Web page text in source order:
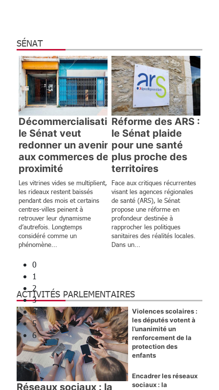
ENJEUX ET DÉBATS
Les flammes ne lisent pas le Code de
l’environnement ; elles se nourrissent de
nos renoncements
Par Yves d’Amécourt, viticulteur et
sylviculteur, ancien élu local de Gironde
0
1
2
3
4
5
6
SÉNAT
Décommercialisation :
le Sénat veut
redonner un avenir
aux commerces de
proximité
Les vitrines vides se multiplient,
les rideaux restent baissés
pendant des mois et certains
centres-villes peinent à
retrouver leur dynamisme
d’autrefois. Longtemps
considéré comme un
phénomène...
Réforme des ARS :
le Sénat plaide
pour une santé
plus proche des
territoires
Face aux critiques récurrentes
visant les agences régionales
de santé (ARS), le Sénat
propose une réforme en
profondeur destinée à
rapprocher les politiques
sanitaires des réalités locales.
Dans un...
ACTIVITÉS PARLEMENTAIRES
Réseaux sociaux : la
Violences scolaires :
les députés votent à
l’unanimité un
renforcement de la
protection des
enfants
Encadrer les réseaux
sociaux : la